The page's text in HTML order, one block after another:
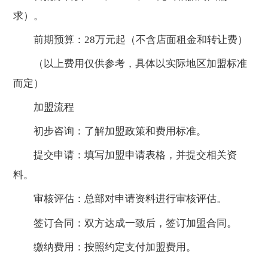
求）。
前期预算：28万元起（不含店面租金和转让费）
（以上费用仅供参考，具体以实际地区加盟标准
而定）
加盟流程
初步咨询：了解加盟政策和费用标准。
提交申请：填写加盟申请表格，并提交相关资
料。
审核评估：总部对申请资料进行审核评估。
签订合同：双方达成一致后，签订加盟合同。
缴纳费用：按照约定支付加盟费用。